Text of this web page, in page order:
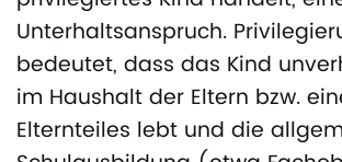
Unterhaltsanspruch.
bedeutet, dass das Kind
im Haushalt der Eltern bzw.
Elternteiles lebt und die